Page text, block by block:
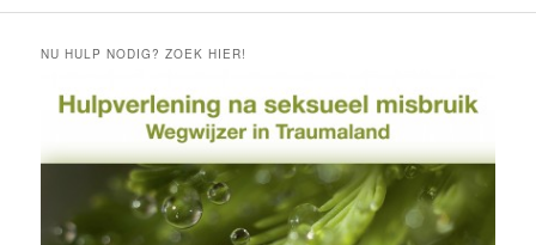
NU HULP NODIG? ZOEK HIER!